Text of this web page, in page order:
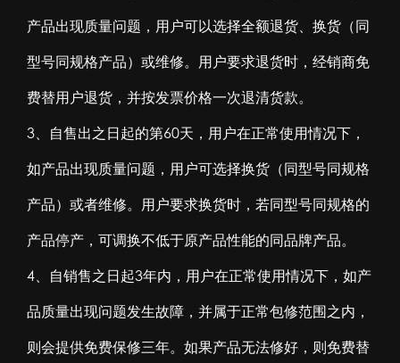
产品出现质量问题，用户可以选择全额退货、换货（同
型号同规格产品）或维修。用户要求退货时，经销商免
费替用户退货，并按发票价格一次退清货款。
3、自售出之日起的第60天，用户在正常使用情况下，
如产品出现质量问题，用户可选择换货（同型号同规格
产品）或者维修。用户要求换货时，若同型号同规格的
产品停产，可调换不低于原产品性能的同品牌产品。
4、自销售之日起3年内，用户在正常使用情况下，如产
品质量出现问题发生故障，并属于正常包修范围之内，
则会提供免费保修三年。如果产品无法修好，则免费替